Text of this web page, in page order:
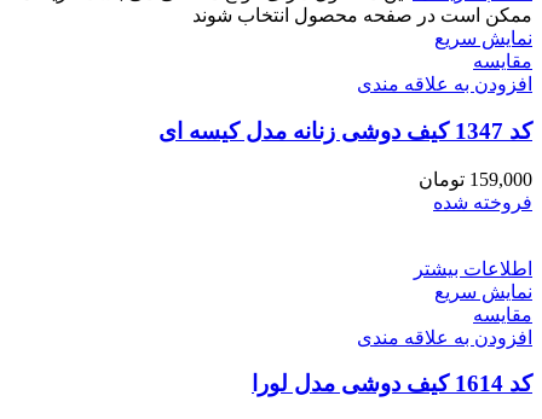
ممکن است در صفحه محصول انتخاب شوند
نمایش سریع
مقايسه
افزودن به علاقه مندی
کد 1347 کیف دوشی زنانه مدل کیسه ای
159,000 تومان
فروخته شده
اطلاعات بیشتر
نمایش سریع
مقايسه
افزودن به علاقه مندی
کد 1614 کیف دوشی مدل لورا